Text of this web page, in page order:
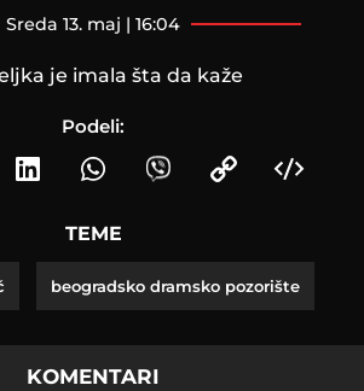
sreda 13. maj | 16:04
je imala šta da kaže
Podeli:
TEME
beogradsko dramsko pozorište
KOMENTARI